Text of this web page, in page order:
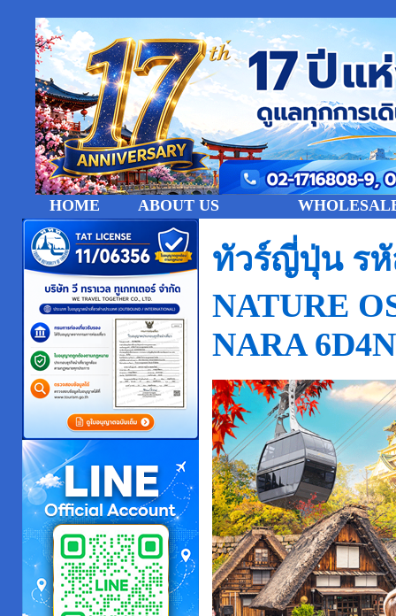
HOME ABOUT US
ทัวร์ญี่ปุ่น รหั
NATURE
NARA